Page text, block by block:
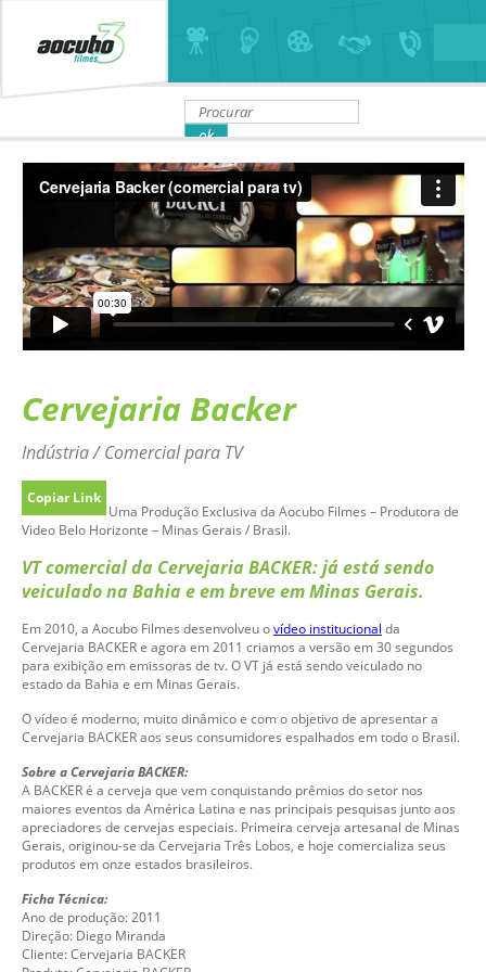
Cervejaria Backer
Indústria / Comercial para TV
Copiar Link
Uma Produção Exclusiva da Aocubo Filmes – Produtora de
Video Belo Horizonte – Minas Gerais / Brasil.
VT comercial da Cervejaria BACKER: já está sendo
veiculado na Bahia e em breve em Minas Gerais.
Em 2010, a Aocubo Filmes desenvolveu ovídeo institucional da
Cervejaria BACKER e agora em 2011 criamos a versão em 30 segundos
para exibição em emissoras de tv. O VT já está sendo veiculado no
estado da Bahia e em Minas Gerais.
O vídeo é moderno, muito dinâmico e com o objetivo de apresentar a
Cervejaria BACKER aos seus consumidores espalhados em todo o Brasil.
Sobre a Cervejaria BACKER:
A BACKER é a cerveja que vem conquistando prêmios do setor nos
maiores eventos da América Latina e nas principais pesquisas junto aos
apreciadores de cervejas especiais. Primeira cerveja artesanal de Minas
Gerais, originou-se da Cervejaria Três Lobos, e hoje comercializa seus
produtos em onze estados brasileiros.
Ficha Técnica:
Ano de produção: 2011
Direção: Diego Miranda
Cliente: Cervejaria BACKER